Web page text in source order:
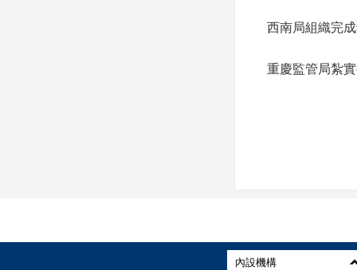
西南局組織完
重慶監管局紮